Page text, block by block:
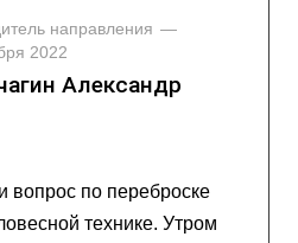
направления —
2022
Александр
вопрос по переброске
технике. Утром